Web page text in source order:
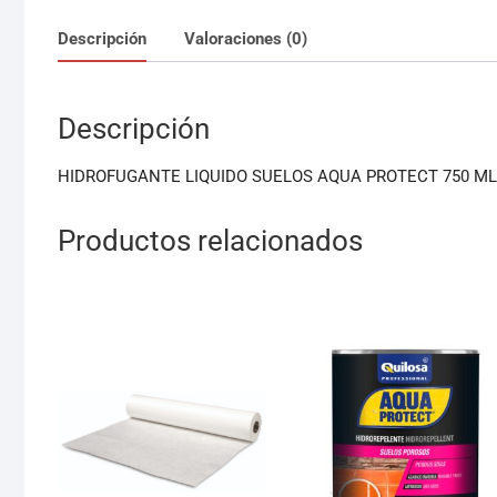
Descripción Valoraciones (0)
Descripción
HIDROFUGANTE LIQUIDO SUELOS AQUA PROTECT 750
Productos relacionados